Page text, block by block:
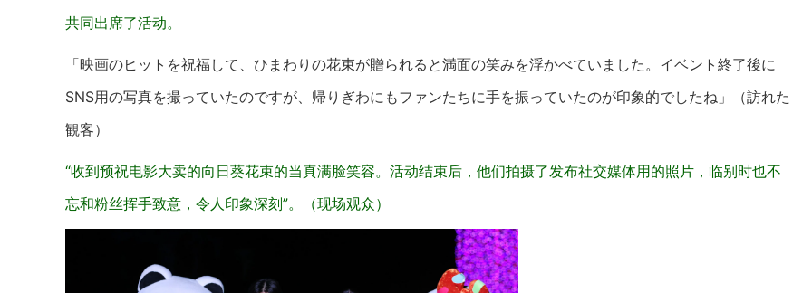
共同出席了活动。
「映画のヒットを祝福して、ひまわりの花束が贈られると満面の笑みを浮かべていました。イベント終了後に
SNS用の写真を撮っていたのですが、帰りぎわにもファンたちに手を振っていたのが印象的でしたね」（訪れた
観客）
“收到预祝电影大卖的向日葵花束的当真满脸笑容。活动结束后，他们拍摄了发布社交媒体用的照片，临别时也不
忘和粉丝挥手致意，令人印象深刻”。（现场观众）